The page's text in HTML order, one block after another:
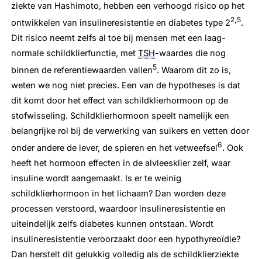
ziekte van Hashimoto, hebben een verhoogd risico op het
ontwikkelen van insulineresistentie en diabetes type 22,5.
Dit risico neemt zelfs al toe bij mensen met een laag-
normale schildklierfunctie, metTSH-waardes die nog
binnen de referentiewaarden vallen5. Waarom dit zo is,
weten we nog niet precies. Een van de hypotheses is dat
dit komt door het effect van schildklierhormoon op de
stofwisseling. Schildklierhormoon speelt namelijk een
belangrijke rol bij de verwerking van suikers en vetten door
onder andere de lever, de spieren en het vetweefsel6. Ook
heeft het hormoon effecten in de alvleesklier zelf, waar
insuline wordt aangemaakt. Is er te weinig
schildklierhormoon in het lichaam? Dan worden deze
processen verstoord, waardoor insulineresistentie en
uiteindelijk zelfs diabetes kunnen ontstaan. Wordt
insulineresistentie veroorzaakt door een hypothyreoïdie?
Dan herstelt dit gelukkig volledig als de schildklierziekte